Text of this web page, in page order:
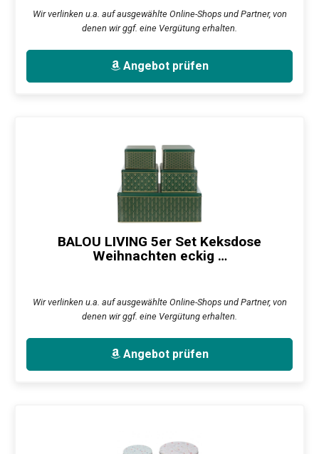
Wir verlinken u.a. auf ausgewählte Online-Shops und Partner, von
denen wir ggf. eine Vergütung erhalten.
Angebot prüfen
BALOU LIVING 5er Set Keksdose
Weihnachten eckig …
Wir verlinken u.a. auf ausgewählte Online-Shops und Partner, von
denen wir ggf. eine Vergütung erhalten.
Angebot prüfen